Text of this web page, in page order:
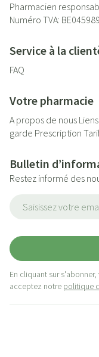
Pharmacien
Numéro TVA:
Service à la
FAQ
Votre pharmacie
A propos de nous
garde Prescription
Bulletin
Restez informé des
En cliquant sur
acceptez notre politique